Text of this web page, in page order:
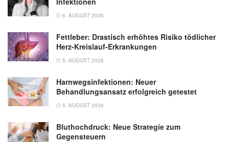
6. AUGUST 2026
Fettleber: Drastisch erhöhtes Risiko tödlicher
Herz-Kreislauf-Erkrankungen
5. AUGUST 2026
Harnwegsinfektionen: Neuer
Behandlungsansatz erfolgreich getestet
5. AUGUST 2026
Bluthochdruck: Neue Strategie zum
Gegensteuern